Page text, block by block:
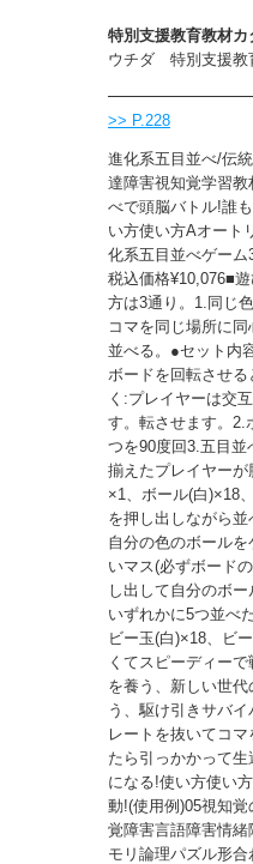
特別支援教育教材カ
ウチダ 特別支援
>> P.228
進化系五目並べ/伝
達障害視知覚学習
べで頭脳バトル!誰
い方使い方Aオート
化系五目並べゲー
税込価格¥10,076■
方は3通り。1.同じ
コマを同じ場所に
並べる。●セット内
ボードを回転させ
く:プレイヤーは交
す。転させます。2.
つを90度回3.五目並
揃えたプレイヤー
×1、ボール(白)×18
を押し出しながら
自分の色のボール
いマス(必ずボード
し出して自分のボ
いずれかに5つ並べ
ビー玉(白)×18、ビ
くてスピーディー
を養う、新しい世
う、駆け引きサバ
レートを抜いてコ
たら引っかかって
になる!使い方使い
動!(使用例)05視知
覚障害言語障害情
モリ論理パズル形